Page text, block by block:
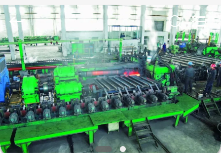
HOGAR
PRODUCTOS
VR
SHOW
Ltd..
All
Rights
Reserved.
Developed
by
ECER